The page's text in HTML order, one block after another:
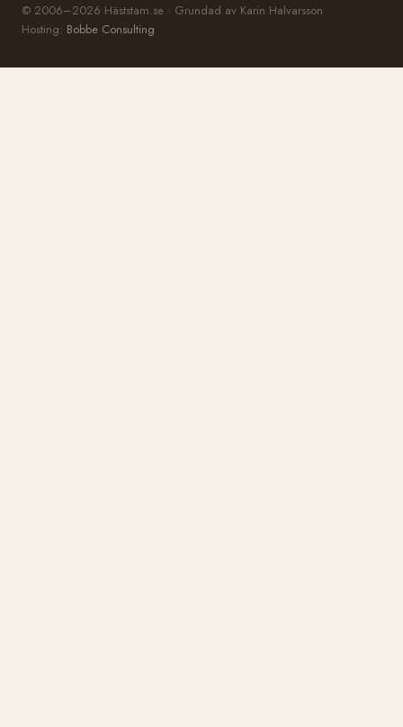
© 2006–2026 Häststam.se · Grundad av Karin Halvarsson
Hosting: Bobbe Consulting